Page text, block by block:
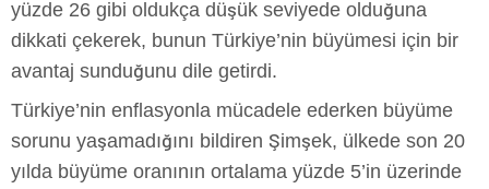
yüzde 26 gibi oldukça düşük seviyede olduğuna
dikkati çekerek, bunun Türkiye’nin büyümesi için bir
avantaj sunduğunu dile getirdi.
Türkiye’nin enflasyonla mücadele ederken büyüme
sorunu yaşamadığını bildiren Şimşek, ülkede son 20
yılda büyüme oranının ortalama yüzde 5’in üzerinde